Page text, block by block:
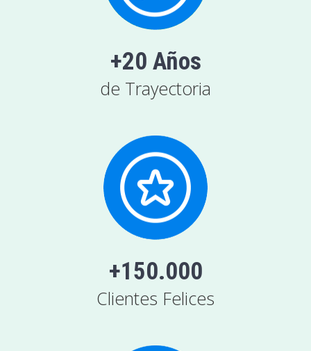
+20 Años
de Trayectoria
+150.000
Clientes Felices